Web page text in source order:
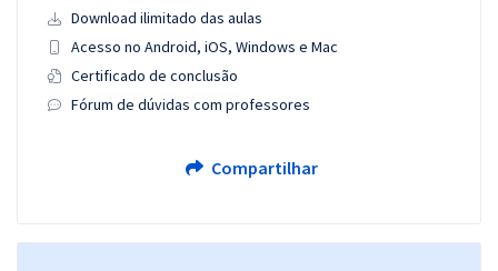
Download ilimitado das aulas
Acesso no Android, iOS, Windows e Mac
Certificado de conclusão
Fórum de dúvidas com professores
Compartilhar